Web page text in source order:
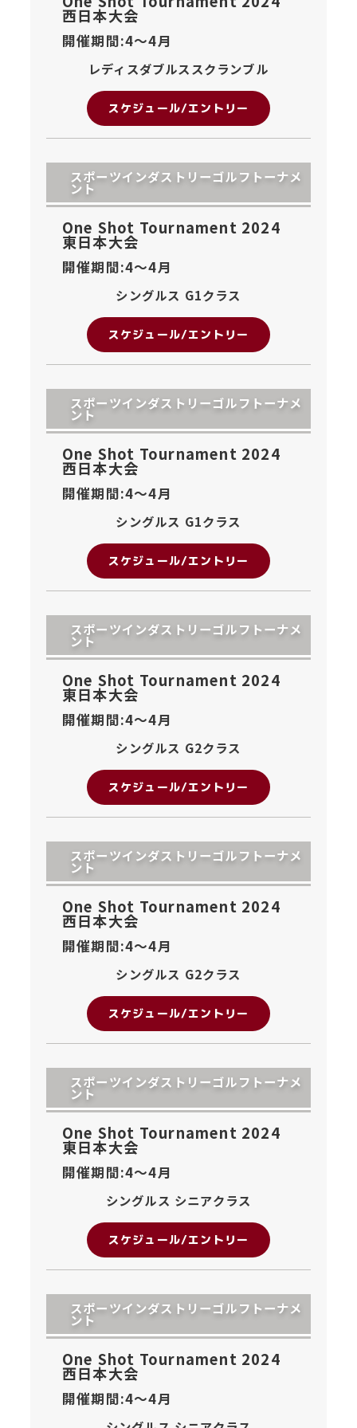
西日本大会
開催期間:4〜4月
レディスダブルススクランブル
スケジュール/エントリー
スポーツインダストリーゴルフトーナメ
ント
One Shot Tournament 2024
東日本大会
開催期間:4〜4月
シングルス G1クラス
スケジュール/エントリー
スポーツインダストリーゴルフトーナメ
ント
One Shot Tournament 2024
西日本大会
開催期間:4〜4月
シングルス G1クラス
スケジュール/エントリー
スポーツインダストリーゴルフトーナメ
ント
One Shot Tournament 2024
東日本大会
開催期間:4〜4月
シングルス G2クラス
スケジュール/エントリー
スポーツインダストリーゴルフトーナメ
ント
One Shot Tournament 2024
西日本大会
開催期間:4〜4月
シングルス G2クラス
スケジュール/エントリー
スポーツインダストリーゴルフトーナメ
ント
One Shot Tournament 2024
東日本大会
開催期間:4〜4月
シングルス シニアクラス
スケジュール/エントリー
スポーツインダストリーゴルフトーナメ
ント
One Shot Tournament 2024
西日本大会
開催期間:4〜4月